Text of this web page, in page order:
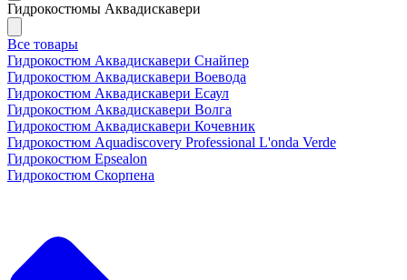
Гидрокостюмы Аквадискавери
Все товары
Гидрокостюм Аквадискавери Снайпер
Гидрокостюм Аквадискавери Воевода
Гидрокостюм Аквадискавери Есаул
Гидрокостюм Аквадискавери Волга
Гидрокостюм Аквадискавери Кочевник
Гидрокостюм Aquadiscovery Professional L'onda Verde
Гидрокостюм Epsealon
Гидрокостюм Скорпена